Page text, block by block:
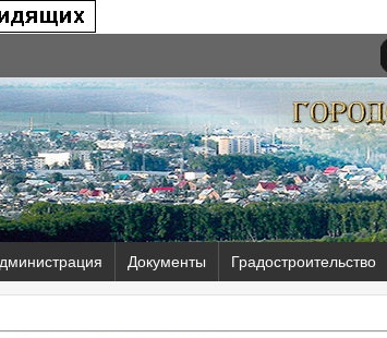
Документы Градостроительство